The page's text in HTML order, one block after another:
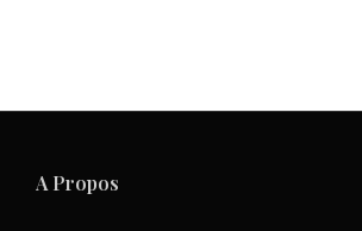
A Propos